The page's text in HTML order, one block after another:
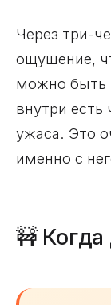
Через три-
ощущение,
можно быть
внутри
ужаса. Это
именно с
🚧 Когда